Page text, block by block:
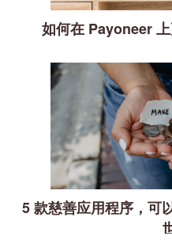
如何在 Payoneer
5 款慈善应用程序，可